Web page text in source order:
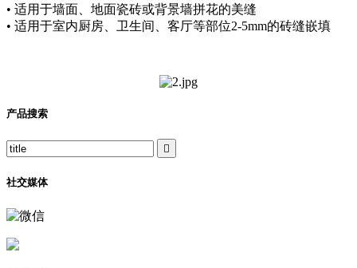
• 适用于墙面、地面瓷砖或背景墙拼花的美缝
• 适用于室内厨房、卫生间、客厅等部位2-5mm的砖缝嵌填
产品搜索

社交媒体